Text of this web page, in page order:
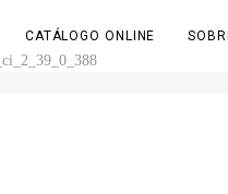
CATÁLOGO ONLINE